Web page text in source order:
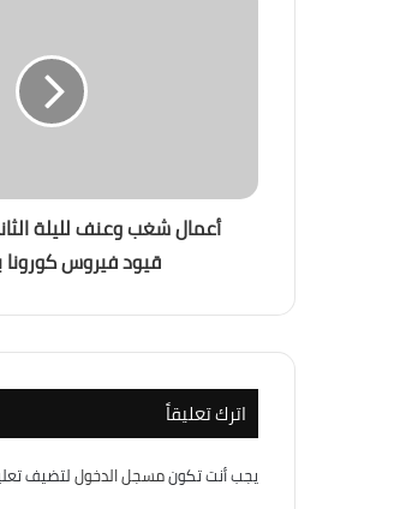
التغير المناخي… من
منذ أسبوعين
باب المندب.. لماذا أصبحت
منذ 3 أسابيع
إسرائيل الكبرى… والمكر
أعمال شغب وعنف لليلة
قيود فيروس كورونا
اترك تعليقاً
يجب أنت تكونمسجل الدخوللتضيف